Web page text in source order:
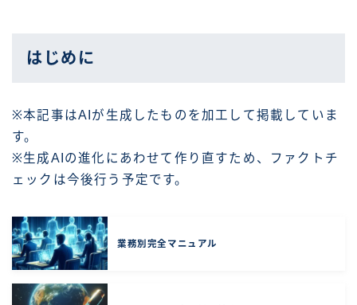
はじめに
※本記事はAIが生成したものを加工して掲載していま
す。
※生成AIの進化にあわせて作り直すため、ファクトチ
ェックは今後行う予定です。
業務別完全マニュアル